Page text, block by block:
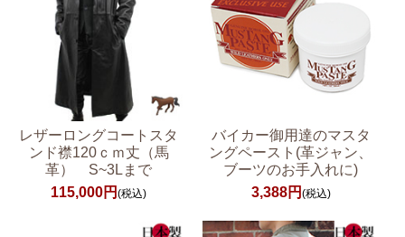
レザーロングコートスタ
ンド襟120ｃｍ丈（馬
革） S~3Lまで
115,000円(税込)
バイカー御用達のマスタ
ングペースト(革ジャン、
ブーツのお手入れに)
3,388円 (税込)